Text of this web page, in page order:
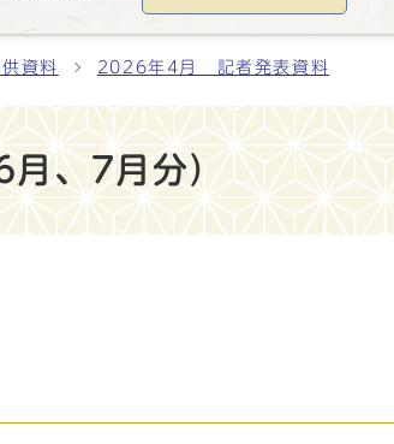
資料 2026年4月 記者発表資料
月、7月分）